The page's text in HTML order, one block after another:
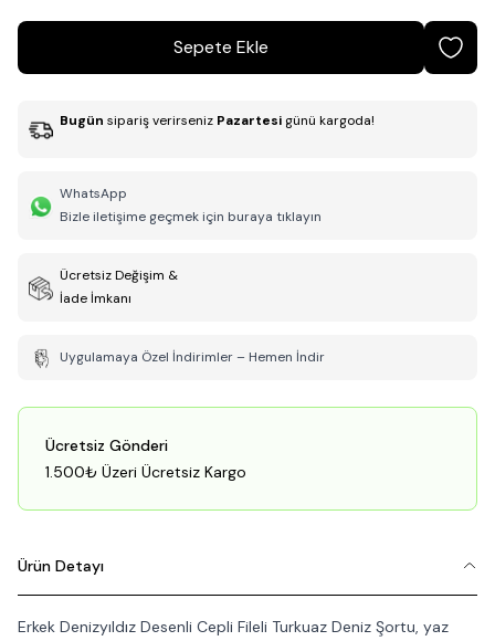
Sepete Ekle
Bugün sipariş verirseniz Pazartesi günü kargoda!
WhatsApp
Bizle iletişime geçmek için buraya tıklayın
Ücretsiz Değişim &
İade İmkanı
Uygulamaya Özel İndirimler – Hemen İndir
Ücretsiz Gönderi
1.500₺ Üzeri Ücretsiz Kargo
Ürün Detayı
Erkek Denizyıldız Desenli Cepli Fileli Turkuaz Deniz Şortu, yaz